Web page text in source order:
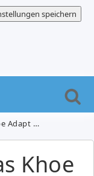
speichern
31,94€ (VG: 52,46€)
Khoe